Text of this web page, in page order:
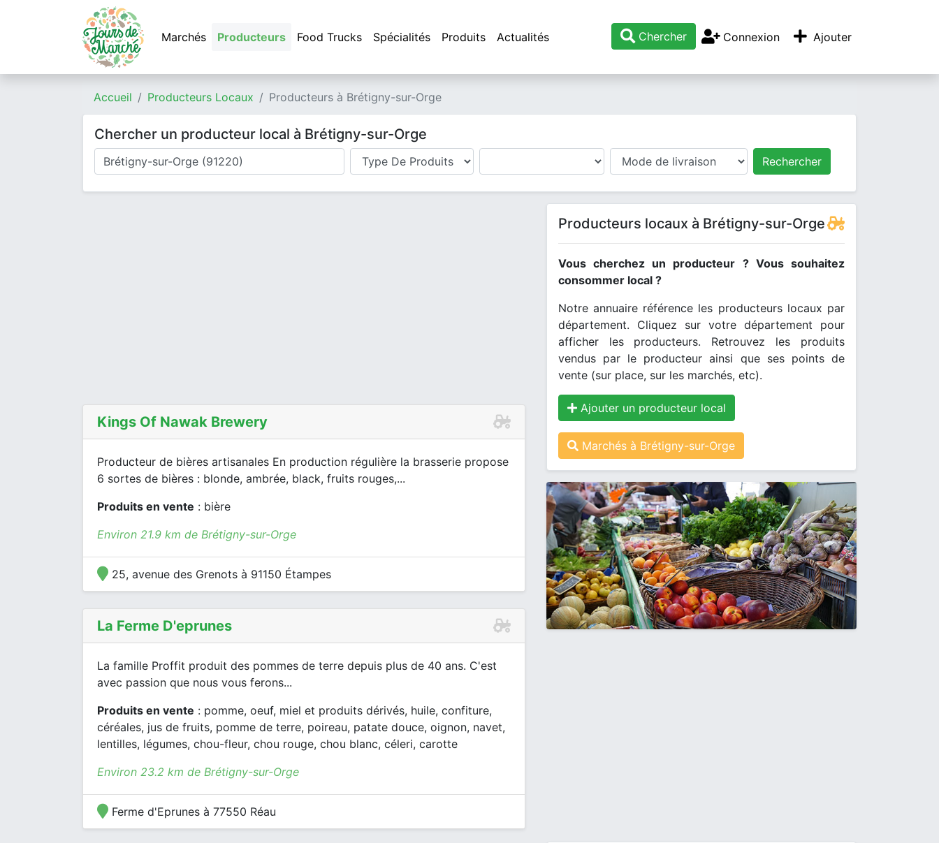
Marchés Producteurs Food Trucks Spécialités Produits Actualités Chercher Connexion Ajouter
Accueil Producteurs Locaux Producteurs à Brétigny-sur-Orge
Chercher un producteur local à Brétigny-sur-Orge
Où cherchez-vous un producteur ?
Type de produits
Produits
Mode de livraison Rechercher
Kings Of Nawak Brewery
Producteur de bières artisanales En production régulière la brasserie propose
6 sortes de bières : blonde, ambrée, black, fruits rouges,...
Produits en vente : bière
Environ 21.9 km de Brétigny-sur-Orge
25, avenue des Grenots à 91150 Étampes
La Ferme D'eprunes
La famille Proffit produit des pommes de terre depuis plus de 40 ans. C'est
avec passion que nous vous ferons...
Produits en vente : pomme, oeuf, miel et produits dérivés, huile, confiture,
céréales, jus de fruits, pomme de terre, poireau, patate douce, oignon, navet,
lentilles, légumes, chou-fleur, chou rouge, chou blanc, céleri, carotte
Environ 23.2 km de Brétigny-sur-Orge
Ferme d'Eprunes à 77550 Réau
Producteurs locaux à Brétigny-sur-Orge
Vous cherchez un producteur ? Vous souhaitez
consommer local ?
Notre annuaire référence les producteurs locaux par
département. Cliquez sur votre département pour
afficher les producteurs. Retrouvez les produits
vendus par le producteur ainsi que ses points de
vente (sur place, sur les marchés, etc).
Ajouter un producteur local
Marchés à Brétigny-sur-Orge